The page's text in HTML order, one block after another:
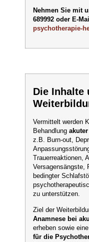
Nehmen Sie mit
689992 oder E-
psychotherapie-
Die Inhalte
Vermittelt werden
Behandlung
z.B. Burn-out,
Trauerreaktionen,
Versagensängste,
bedingter
zu unterstützen.
Ziel der
Anamnese bei
erheben sowie eine
für die